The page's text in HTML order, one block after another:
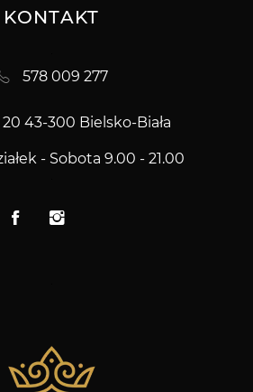
KONTAKT
578 009 277
20 43-300 Bielsko-Biała
- Sobota 9.00 - 21.00